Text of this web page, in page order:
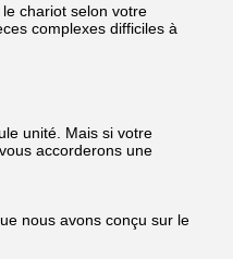
chariot selon votre
complexes difficiles à
unité. Mais si votre
accorderons une
nous avons conçu sur le